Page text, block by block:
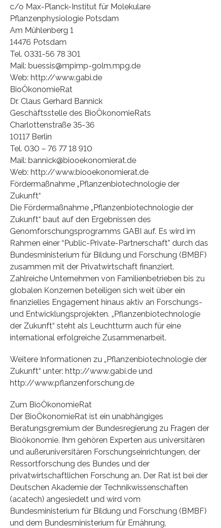
c/o Max-Planck-Institut für Molekulare
Pflanzenphysiologie Potsdam
Am Mühlenberg 1
14476 Potsdam
Tel. 0331-56 78 301
Mail: buessis@mpimp-golm.mpg.de
Web: http://www.gabi.de
BioÖkonomieRat
Dr. Claus Gerhard Bannick
Geschäftsstelle des BioÖkonomieRats
Charlottenstraße 35-36
10117 Berlin
Tel. 030 – 76 77 18 910
Mail: bannick@biooekonomierat.de
Web: http://www.biooekonomierat.de
Fördermaßnahme „Pflanzenbiotechnologie der
Zukunft“
Die Fördermaßnahme „Pflanzenbiotechnologie der
Zukunft“ baut auf den Ergebnissen des
Genomforschungsprogramms GABI auf. Es wird im
Rahmen einer “Public-Private-Partnerschaft” durch das
Bundesministerium für Bildung und Forschung (BMBF)
zusammen mit der Privatwirtschaft finanziert.
Zahlreiche Unternehmen von Familienbetrieben bis zu
globalen Konzernen beteiligen sich weit über ein
finanzielles Engagement hinaus aktiv an Forschungs-
und Entwicklungsprojekten. „Pflanzenbiotechnologie
der Zukunft“ steht als Leuchtturm auch für eine
international erfolgreiche Zusammenarbeit.
Weitere Informationen zu „Pflanzenbiotechnologie der
Zukunft“ unter: http://www.gabi.de und
http://www.pflanzenforschung.de
Zum BioÖkonomieRat
Der BioÖkonomieRat ist ein unabhängiges
Beratungsgremium der Bundesregierung zu Fragen der
Bioökonomie. Ihm gehören Experten aus universitären
und außeruniversitären Forschungseinrichtungen, der
Ressortforschung des Bundes und der
privatwirtschaftlichen Forschung an. Der Rat ist bei der
Deutschen Akademie der Technikwissenschaften
(acatech) angesiedelt und wird vom
Bundesministerium für Bildung und Forschung (BMBF)
und dem Bundesministerium für Ernährung,